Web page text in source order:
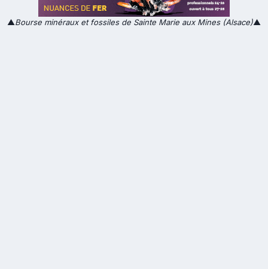
▲Bourse minéraux et fossiles de Sainte Marie aux Mines (Alsace)▲